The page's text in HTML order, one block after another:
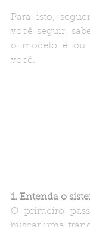
Para isto,
você seguir,
o modelo é ou
você.
1. Entenda o
O primeiro